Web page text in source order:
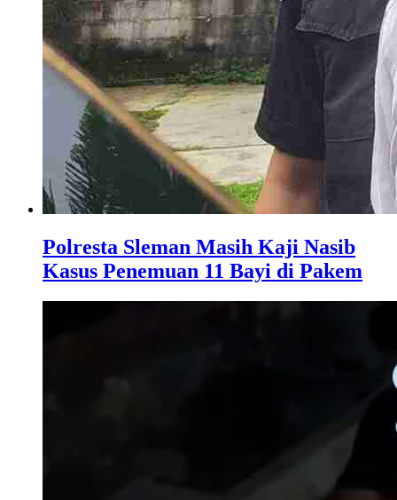
Polresta Sleman Masih Kaji Nasib
Kasus Penemuan 11 Bayi di Pakem